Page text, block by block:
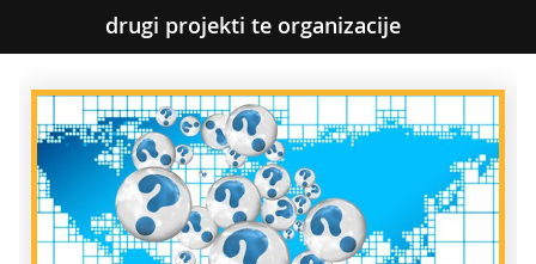
drugi projekti te organizacije